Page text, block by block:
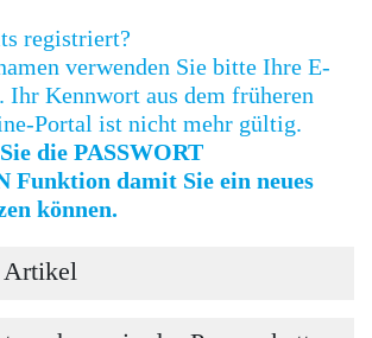
registriert?
verwenden Sie bitte Ihre E-
Ihr Kennwort aus dem früheren
Portal ist nicht mehr gültig.
die PASSWORT
Funktion damit Sie ein neues
können.
Artikel